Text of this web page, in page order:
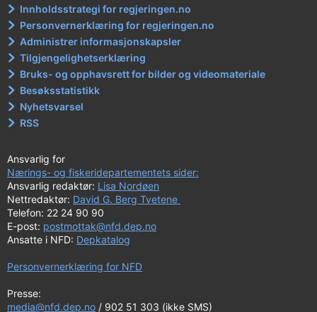
Innholdsstrategi for regjeringen.no
Personvernerklæring for regjeringen.no
Administrer informasjonskapsler
Tilgjengelighetserklæring
Bruks- og opphavsrett for bilder og videomateriale
Besøksstatistikk
Nyhetsvarsel
RSS
Ansvarlig for
Nærings- og fiskeridepartementets sider:
Ansvarlig redaktør: Lisa Nordøen
Nettredaktør: David G. Berg Tvetene
Telefon: 22 24 90 90
E-post: postmottak@nfd.dep.no
Ansatte i NFD: Depkatalog
Personvernerklæring for NFD
Presse:
media@nfd.dep.no / 902 51 303 (ikke SMS)